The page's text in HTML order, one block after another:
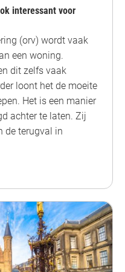
interessant voor
(orv) wordt vaak
een woning.
dit zelfs vaak
loont het de moeite
Het is een manier
achter te laten. Zij
de terugval in